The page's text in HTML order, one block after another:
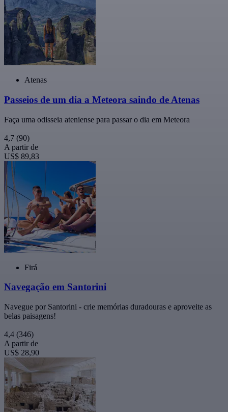
Atenas
Passeios de um dia a Meteora saindo de Atenas
Faça uma odisseia ateniense para passar o dia em Meteora
4,7 (90)
A partir de
US$ 89,83
Firá
Navegação em Santorini
Navegue por Santorini - crie memórias duradouras e aproveite as
belas paisagens!
4,4 (346)
A partir de
US$ 28,90